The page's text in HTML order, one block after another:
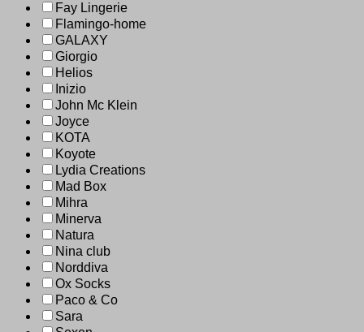
Fay Lingerie
Flamingo-home
GALAXY
Giorgio
Helios
Inizio
John Mc Klein
Joyce
KOTA
Koyote
Lydia Creations
Mad Box
Mihra
Minerva
Natura
Nina club
Norddiva
Ox Socks
Paco & Co
Sara